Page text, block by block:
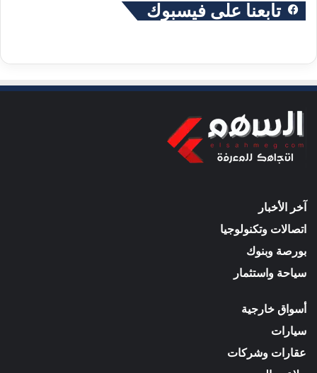
تابعنا على فيسبوك
آخر الأخبار
اتصالات وتكنولوجيا
بورصة وبنوك
سياحة واستثمار
أسواق خارجية
سيارات
عقارات وشركات